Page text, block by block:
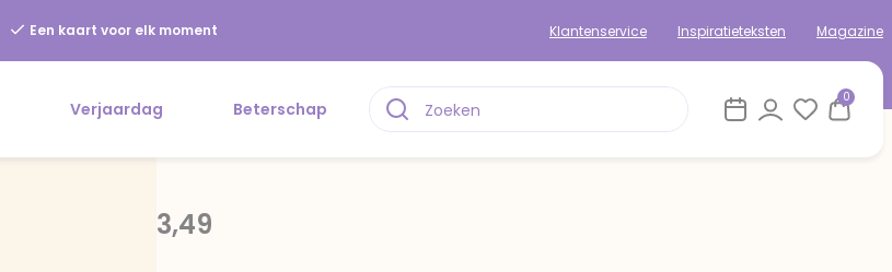
Een kaart voor elk moment Klantenservice Inspiratieteksten Magazine
Verjaardag Beterschap
0
3,49